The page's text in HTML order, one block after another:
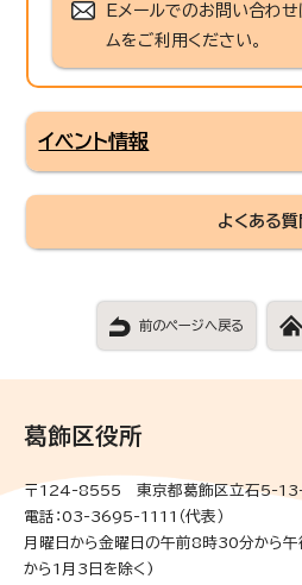
Eメールでのお問い合わせ
ムをご利用ください。
イベント情報
よくある質
前のページへ戻る
葛飾区役所
〒124-8555 東京都葛飾区立石5-
電話：03-3695-1111（代表）
月曜日から金曜日の午前8時30分から
から1月3日を除く)